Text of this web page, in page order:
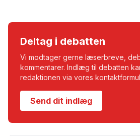
Deltag i debatten
Vi modtager gerne læserbreve,
kommentarer. Indlæg til debatten
redaktionen via vores
Send dit indlæg